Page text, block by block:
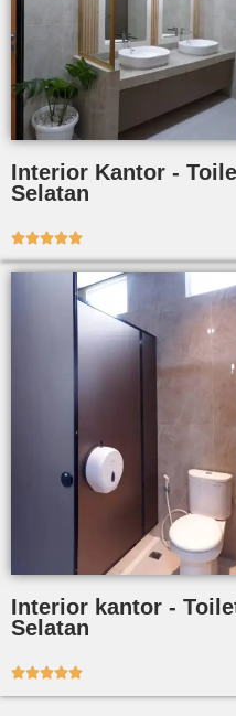
Interior Kantor -
Selatan

Interior kantor -
Selatan
